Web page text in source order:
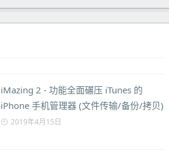
iMazing 2 - 功能全面碾压 iTunes 的
iPhone 手机管理器 (文件传输/备份/拷贝)
2019年4月15日